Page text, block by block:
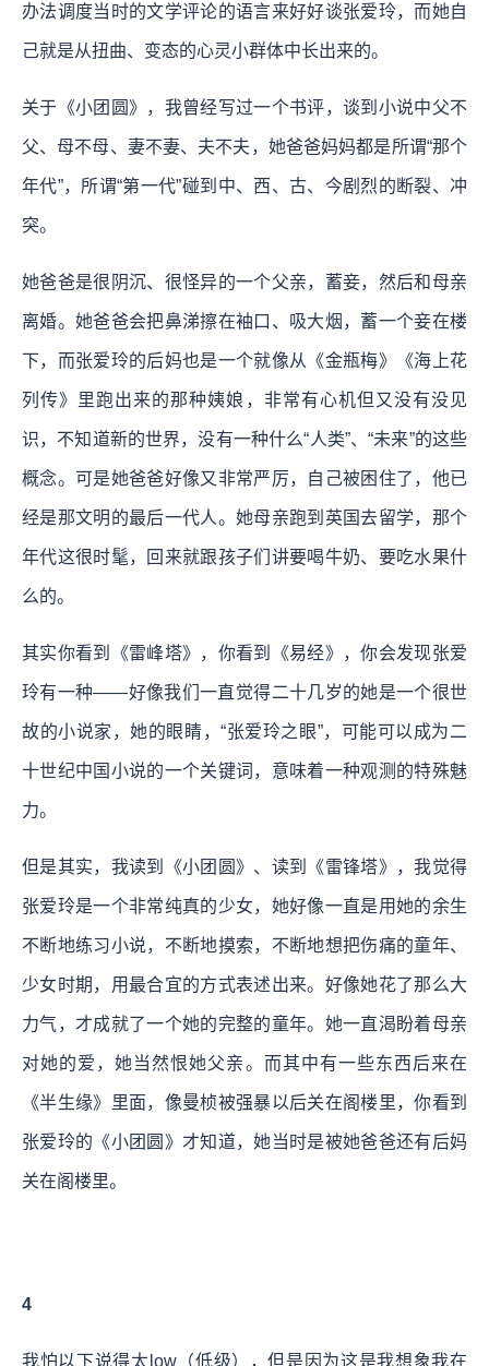
办法调度当时的文学评论的语言来好好谈张爱玲，而她自
己就是从扭曲、变态的心灵小群体中长出来的。
关于《小团圆》，我曾经写过一个书评，谈到小说中父不
父、母不母、妻不妻、夫不夫，她爸爸妈妈都是所谓“那个
年代”，所谓“第一代”碰到中、西、古、今剧烈的断裂、冲
突。
她爸爸是很阴沉、很怪异的一个父亲，蓄妾，然后和母亲
离婚。她爸爸会把鼻涕擦在袖口、吸大烟，蓄一个妾在楼
下，而张爱玲的后妈也是一个就像从《金瓶梅》《海上花
列传》里跑出来的那种姨娘，非常有心机但又没有没见
识，不知道新的世界，没有一种什么“人类”、“未来”的这些
概念。可是她爸爸好像又非常严厉，自己被困住了，他已
经是那文明的最后一代人。她母亲跑到英国去留学，那个
年代这很时髦，回来就跟孩子们讲要喝牛奶、要吃水果什
么的。
其实你看到《雷峰塔》，你看到《易经》，你会发现张爱
玲有一种——好像我们一直觉得二十几岁的她是一个很世
故的小说家，她的眼睛，“张爱玲之眼”，可能可以成为二
十世纪中国小说的一个关键词，意味着一种观测的特殊魅
力。
但是其实，我读到《小团圆》、读到《雷锋塔》，我觉得
张爱玲是一个非常纯真的少女，她好像一直是用她的余生
不断地练习小说，不断地摸索，不断地想把伤痛的童年、
少女时期，用最合宜的方式表述出来。好像她花了那么大
力气，才成就了一个她的完整的童年。她一直渴盼着母亲
对她的爱，她当然恨她父亲。而其中有一些东西后来在
《半生缘》里面，像曼桢被强暴以后关在阁楼里，你看到
张爱玲的《小团圆》才知道，她当时是被她爸爸还有后妈
关在阁楼里。
4
我怕以下说得太low（低级），但是因为这是我想象我在